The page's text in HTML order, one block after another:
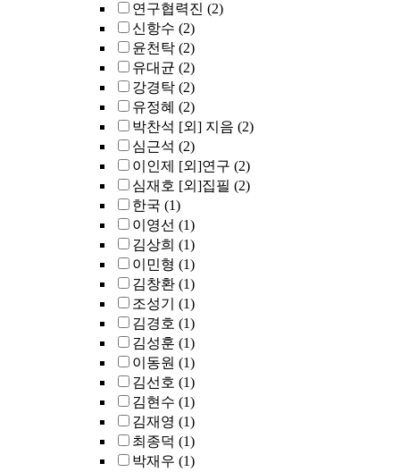
연구협력진 (2)
신항수 (2)
윤천탁 (2)
유대균 (2)
강경탁 (2)
유정혜 (2)
박찬석 [외] 지음 (2)
심근석 (2)
이인제 [외]연구 (2)
심재호 [외]집필 (2)
한국 (1)
이영선 (1)
김상희 (1)
이민형 (1)
김창환 (1)
조성기
(1)
김경호 (1)
김성훈 (1)
이동원 (1)
김선호 (1)
김현수 (1)
김재영 (1)
최종덕 (1)
박재우 (1)